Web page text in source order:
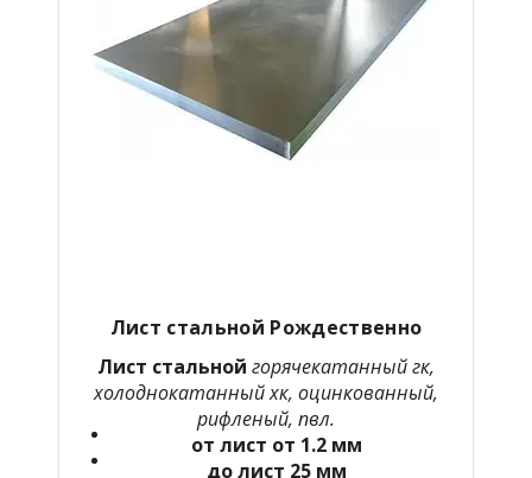
Лист стальной Рождественно
Лист стальной горячекатанный гк,
холоднокатанный хк, оцинкованный,
рифленый, пвл.
от лист от 1.2 мм
до лист 25 мм